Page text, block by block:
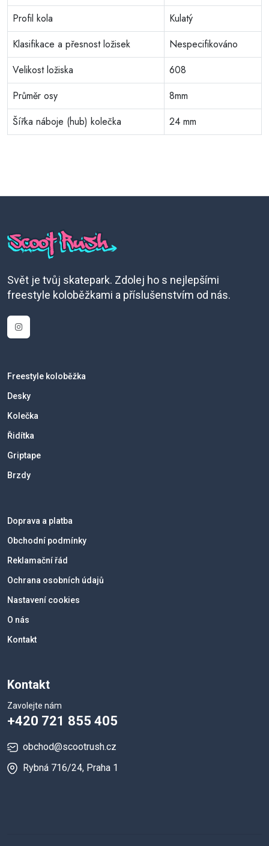
Profil kola
Kulatý
Klasifikace a přesnost ložisek
Nespecifikováno
Velikost ložiska
608
Průměr osy
8mm
Šířka náboje (hub) kolečka
24 mm
Svět je tvůj skatepark. Zdolej ho s nejlepšími
freestyle koloběžkami a příslušenstvím od nás.
Freestyle koloběžka
Desky
Kolečka
Řidítka
Griptape
Brzdy
Doprava a platba
Obchodní podmínky
Reklamační řád
Ochrana osobních údajů
Nastavení cookies
O nás
Kontakt
Kontakt
Zavolejte nám
+420 721 855 405
obchod@scootrush.cz
Rybná 716/24, Praha 1